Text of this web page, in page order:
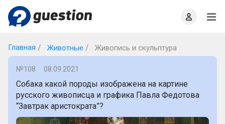
Главная Животные Живопись и скульптура
№108 08.09.2021
Собака какой породы изображена на картине
русского живописца и графика Павла Федотова
“Завтрак аристократа”?